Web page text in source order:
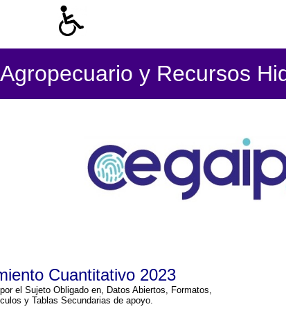
y Recursos
Cuantitativo 2023
el Sujeto Obligado en, Datos Abiertos, Formatos,
y Tablas Secundarias de apoyo.